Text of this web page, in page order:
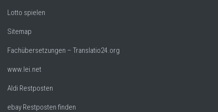
Lotto spielen
Sitemap
Fachübersetzungen – Translatio24.org
www.lei.net
Aldi Restposten
ebay Restposten finden